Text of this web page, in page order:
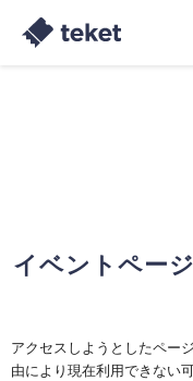
イベントペー
アクセスしようとしたペー
由により現在利用できない